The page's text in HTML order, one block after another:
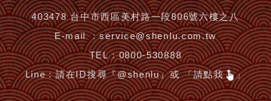
403478 台中市西區美村路一段806號六樓之八
E-mail ：service@shenlu.com.tw
TEL：0800-530888
Line：請在ID搜尋『@shenlu』或 「請點我 」